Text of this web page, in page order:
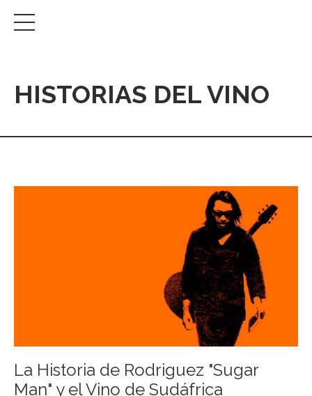
HISTORIAS DEL VINO
La Historia de Rodriguez "Sugar
Man" y el Vino de Sudáfrica